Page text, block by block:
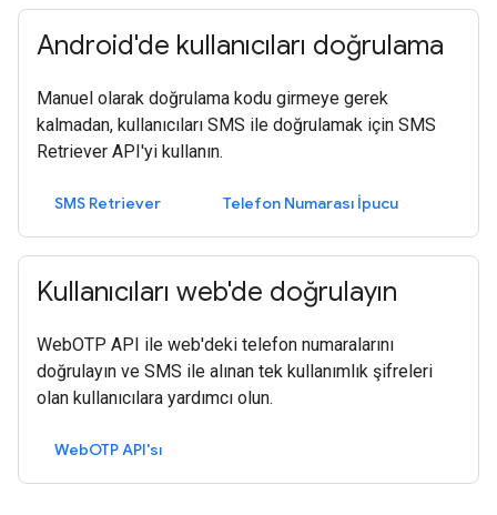
Android'de kullanıcıları doğrulama
Manuel olarak doğrulama kodu girmeye gerek
kalmadan, kullanıcıları SMS ile doğrulamak için SMS
Retriever API'yi kullanın.
SMS Retriever Telefon Numarası İpucu
Kullanıcıları web'de doğrulayın
WebOTP API ile web'deki telefon numaralarını
doğrulayın ve SMS ile alınan tek kullanımlık şifreleri
olan kullanıcılara yardımcı olun.
WebOTP API'sı